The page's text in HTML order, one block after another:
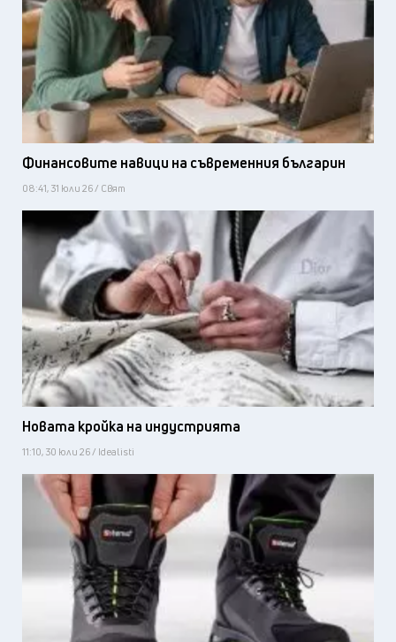
Финансовите навици на съвременния българин
08:41, 31 юли 26 / Свят
Новата кройка на индустрията
11:10, 30 юли 26 / Idealisti